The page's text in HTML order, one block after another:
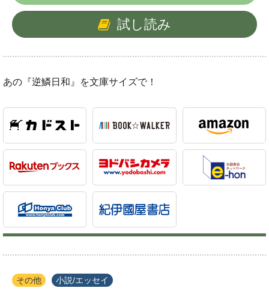
試し読み
あの『逆鱗日和』を文庫サイズで！
その他 小説/エッセイ